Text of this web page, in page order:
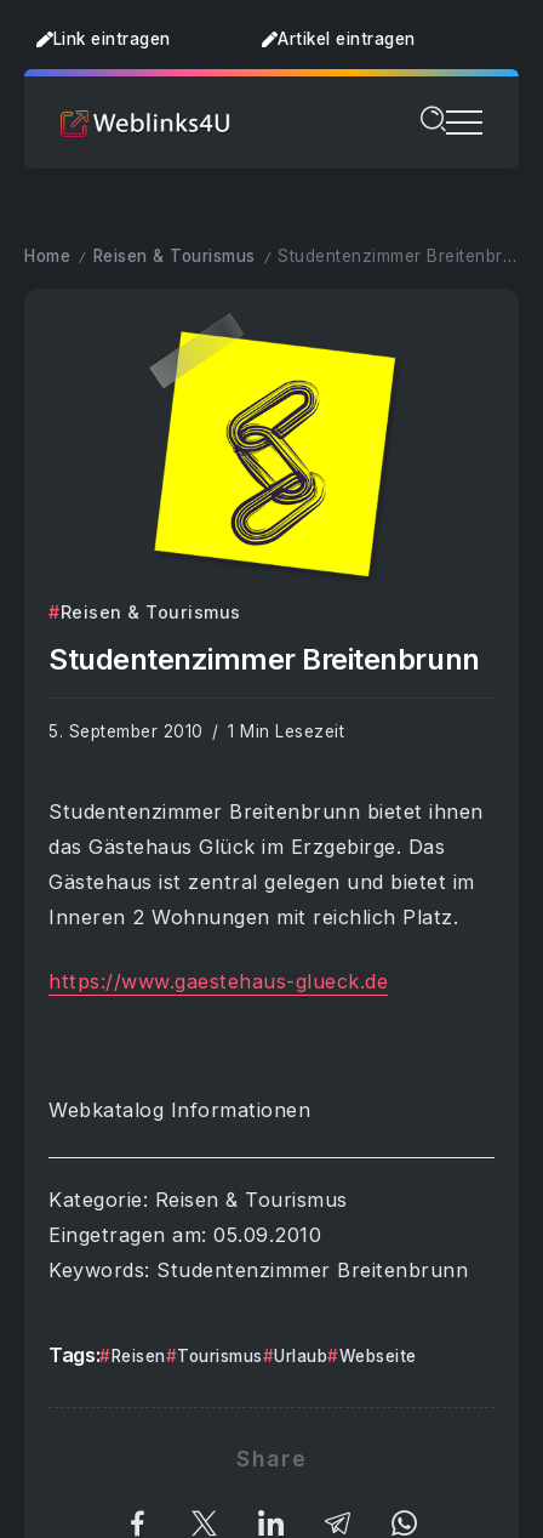
Link eintragen Artikel eintragen
Home / Reisen & Tourismus / Studentenzimmer Breitenbrunn
Reisen & Tourismus
Studentenzimmer Breitenbrunn
5. September 2010 1 Min Lesezeit
Studentenzimmer Breitenbrunn bietet ihnen
das Gästehaus Glück im Erzgebirge. Das
Gästehaus ist zentral gelegen und bietet im
Inneren 2 Wohnungen mit reichlich Platz.
https://www.gaestehaus-glueck.de
Webkatalog Informationen
Kategorie: Reisen & Tourismus
Eingetragen am: 05.09.2010
Keywords: Studentenzimmer Breitenbrunn
Tags: Reisen Tourismus Urlaub Webseite
Share